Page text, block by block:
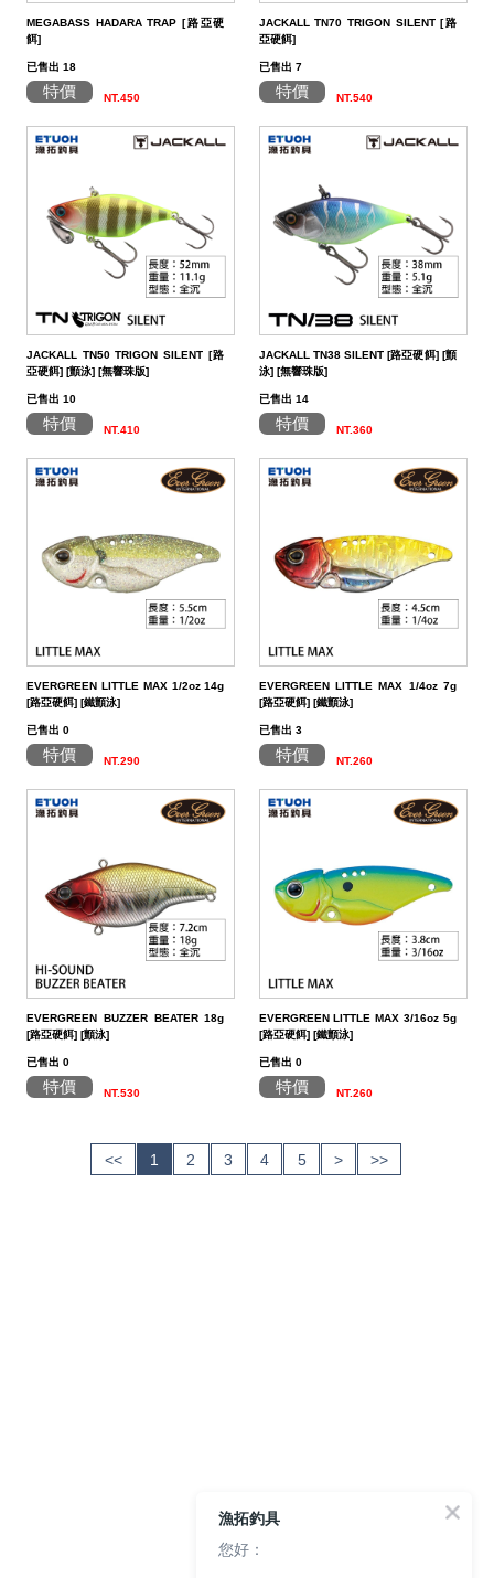
MEGABASS HADARA TRAP [路亞硬
餌]
已售出 18
特價 NT.450
JACKALL TN70 TRIGON SILENT [路
亞硬餌]
已售出 7
特價 NT.540
JACKALL TN50 TRIGON SILENT [路
亞硬餌] [顫泳] [無響珠版]
已售出 10
特價 NT.410
JACKALL TN38 SILENT [路亞硬餌] [顫
泳] [無響珠版]
已售出 14
特價 NT.360
EVERGREEN LITTLE MAX 1/2oz 14g
[路亞硬餌] [鐵顫泳]
已售出 0
特價 NT.290
EVERGREEN LITTLE MAX 1/4oz 7g
[路亞硬餌] [鐵顫泳]
已售出 3
特價 NT.260
EVERGREEN BUZZER BEATER 18g
[路亞硬餌] [顫泳]
已售出 0
特價 NT.530
EVERGREEN LITTLE MAX 3/16oz 5g
[路亞硬餌] [鐵顫泳]
已售出 0
特價 NT.260
<< 1 2 3 4 5 > >>
漁拓釣具
您好：